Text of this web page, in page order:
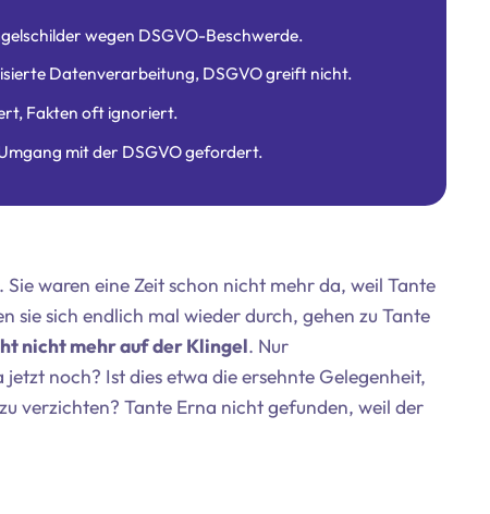
wegen DSGVO-Beschwerde.
Datenverarbeitung, DSGVO greift nicht.
Fakten oft ignoriert.
mit der DSGVO gefordert.
waren eine Zeit schon nicht mehr da, weil Tante
sie sich endlich mal wieder durch, gehen zu Tante
nicht mehr auf der Klingel. Nur
noch? Ist dies etwa die ersehnte Gelegenheit,
verzichten? Tante Erna nicht gefunden, weil der